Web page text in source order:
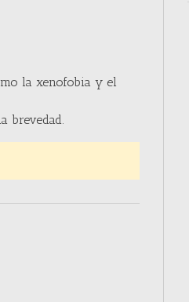
la xenofobia y el
brevedad.